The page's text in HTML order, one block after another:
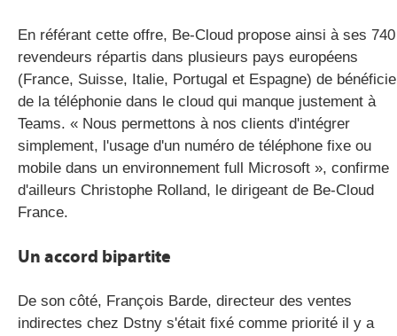
En référant cette offre, Be-Cloud propose ainsi à ses 740
revendeurs répartis dans plusieurs pays européens
(France, Suisse, Italie, Portugal et Espagne) de
de la téléphonie dans le cloud qui manque justement à
Teams. « Nous permettons à nos clients d'intégrer
simplement, l'usage d'un numéro de téléphone fixe ou
mobile dans un environnement full Microsoft », confirme
d'ailleurs Christophe Rolland, le dirigeant de Be-Cloud
France.
Un accord bipartite
De son côté, François Barde, directeur des ventes
indirectes chez Dstny s'était fixé comme priorité il y a